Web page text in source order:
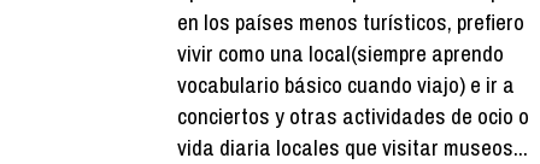
en los países menos turísticos, prefiero
vivir como una local(siempre aprendo
vocabulario básico cuando viajo) e ir a
conciertos y otras actividades de ocio o
vida diaria locales que visitar museos...